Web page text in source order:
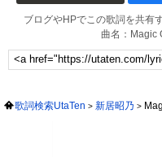
ブログやHPでこの歌詞を共有
曲名：Magic
歌詞検索UtaTen 新居昭乃